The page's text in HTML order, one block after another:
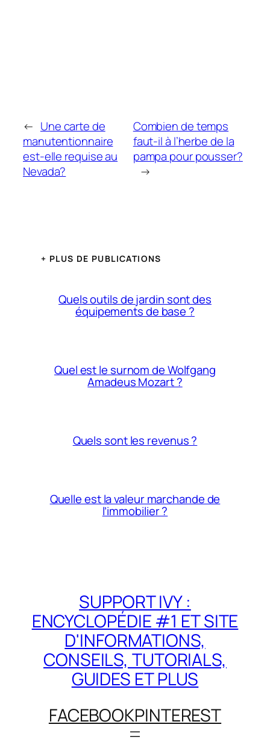
← Une carte de
manutentionnaire
est-elle requise au
Nevada?
Combien de temps
faut-il à l’herbe de la
pampa pour pousser?
→
+ PLUS DE PUBLICATIONS
Quels outils de jardin sont des
équipements de base ?
Quel est le surnom de Wolfgang
Amadeus Mozart ?
Quels sont les revenus ?
Quelle est la valeur marchande de
l’immobilier ?
SUPPORT IVY :
ENCYCLOPÉDIE #1 ET SITE
D'INFORMATIONS,
CONSEILS, TUTORIALS,
GUIDES ET PLUS
FACEBOOKPINTEREST